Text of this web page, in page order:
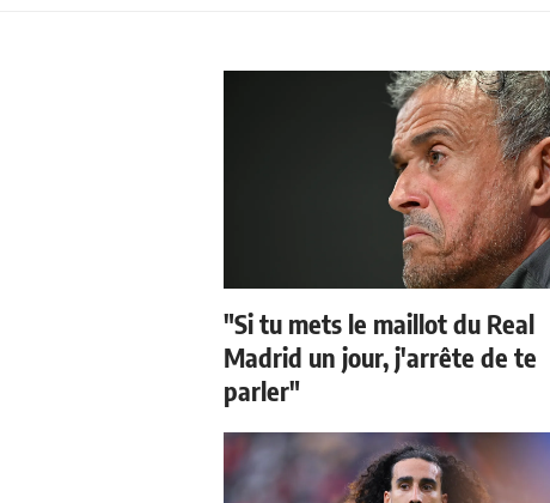
"Si tu mets le maillot du Real
Madrid un jour, j'arrête de te
parler"